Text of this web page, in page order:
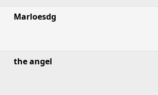
Marloesdg
the angel